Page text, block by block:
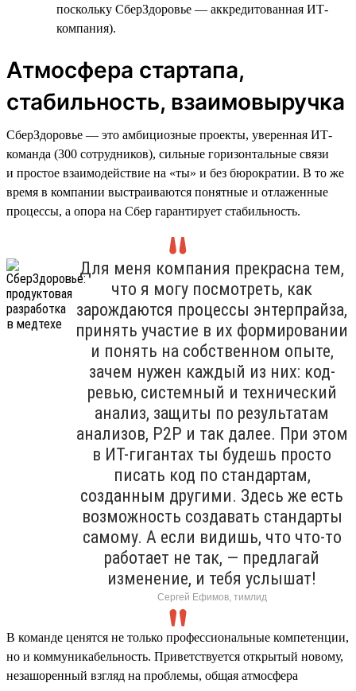
поскольку СберЗдоровье — аккредитованная ИТ-
компания).
Атмосфера стартапа,
стабильность, взаимовыручка
СберЗдоровье — это амбициозные проекты, уверенная ИТ-
команда (300 сотрудников), сильные горизонтальные связи
и простое взаимодействие на «ты» и без бюрократии. В то же
время в компании выстраиваются понятные и отлаженные
процессы, а опора на Сбер гарантирует стабильность.
Для меня компания прекрасна тем,
что я могу посмотреть, как
зарождаются процессы энтерпрайза,
принять участие в их формировании
и понять на собственном опыте,
зачем нужен каждый из них: код-
ревью, системный и технический
анализ, защиты по результатам
анализов, P2P и так далее. При этом
в ИТ-гигантах ты будешь просто
писать код по стандартам,
созданным другими. Здесь же есть
возможность создавать стандарты
самому. А если видишь, что что-то
работает не так, — предлагай
изменение, и тебя услышат!
Сергей Ефимов, тимлид
В команде ценятся не только профессиональные компетенции,
но и коммуникабельность. Приветствуется открытый новому,
незашоренный взгляд на проблемы, общая атмосфера